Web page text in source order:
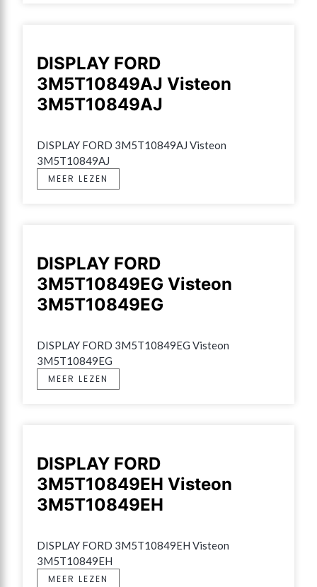
DISPLAY FORD
3M5T10849AJ Visteon
3M5T10849AJ
DISPLAY FORD 3M5T10849AJ Visteon
3M5T10849AJ
MEER LEZEN
DISPLAY FORD
3M5T10849EG Visteon
3M5T10849EG
DISPLAY FORD 3M5T10849EG Visteon
3M5T10849EG
MEER LEZEN
DISPLAY FORD
3M5T10849EH Visteon
3M5T10849EH
DISPLAY FORD 3M5T10849EH Visteon
3M5T10849EH
MEER LEZEN